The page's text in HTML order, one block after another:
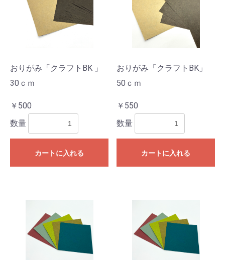
おりがみ「クラフトBK 」
30ｃｍ
￥500
数量
カートに入れる
おりがみ「クラフトBK」
50ｃｍ
￥550
数量
カートに入れる